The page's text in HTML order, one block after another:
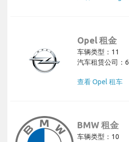
Opel 租金
车辆类型：11
汽车租赁公司：6
查看 Opel 租车
BMW 租金
车辆类型：10